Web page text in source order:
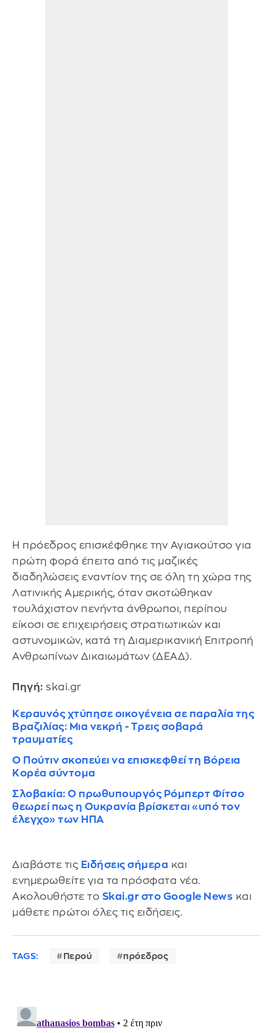
Η πρόεδρος επισκέφθηκε την Αγιακούτσο για
πρώτη φορά έπειτα από τις μαζικές
διαδηλώσεις εναντίον της σε όλη τη χώρα της
Λατινικής Αμερικής, όταν σκοτώθηκαν
τουλάχιστον πενήντα άνθρωποι, περίπου
είκοσι σε επιχειρήσεις στρατιωτικών και
αστυνομικών, κατά τη Διαμερικανική Επιτροπή
Ανθρωπίνων Δικαιωμάτων (ΔΕΑΔ).
Πηγή: skai.gr
Κεραυνός χτύπησε οικογένεια σε παραλία της
Βραζιλίας: Mια νεκρή - Tρεις σοβαρά
τραυματίες
Ο Πούτιν σκοπεύει να επισκεφθεί τη Βόρεια
Κορέα σύντομα
Σλοβακία: Ο πρωθυπουργός Ρόμπερτ Φίτσο
θεωρεί πως η Ουκρανία βρίσκεται «υπό τον
έλεγχο» των ΗΠΑ
Διαβάστε τις Ειδήσεις σήμερα και
ενημερωθείτε για τα πρόσφατα νέα.
Ακολουθήστε το Skai.gr στο Google News και
μάθετε πρώτοι όλες τις ειδήσεις.
TAGS: Περού πρόεδρος